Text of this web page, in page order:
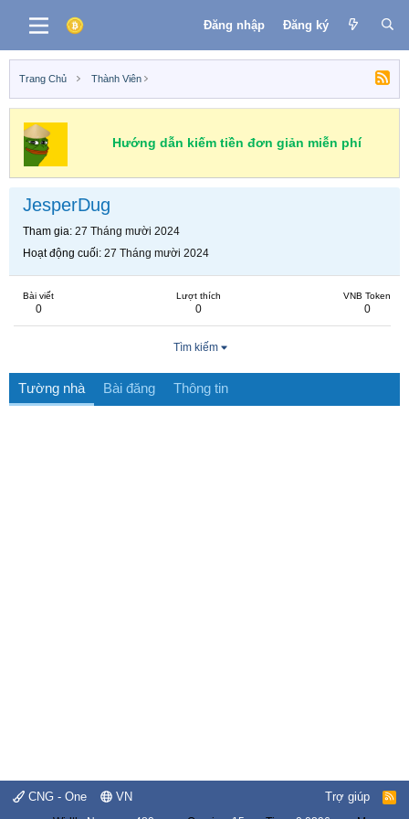
Đăng nhập Đăng ký
Trang Chủ Thành Viên
Hướng dẫn kiếm tiền đơn giản miễn phí
JesperDug
Tham gia 27 Tháng mười 2024
Hoạt động cuối 27 Tháng mười 2024
Bài viết
0
Lượt thích
0
VNB Token
0
Tìm kiếm
Tường nhà Bài đăng Thông tin
CNG - One VN Trợ giúp
R